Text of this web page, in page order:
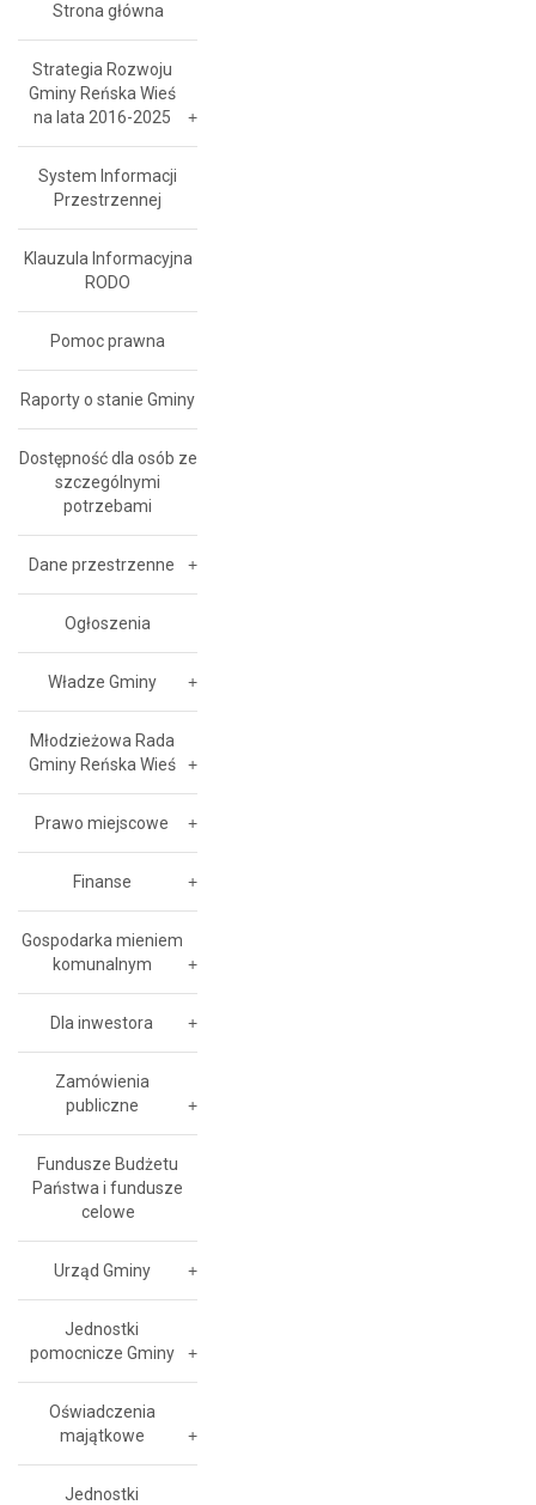
Strona główna
Strategia Rozwoju
Gminy Reńska Wieś
na lata 2016-2025
System Informacji
Przestrzennej
Klauzula Informacyjna
RODO
Pomoc prawna
Raporty o stanie Gminy
Dostępność dla osób ze
szczególnymi
potrzebami
Dane przestrzenne
Ogłoszenia
Władze Gminy
Młodzieżowa Rada
Gminy Reńska Wieś
Prawo miejscowe
Finanse
Gospodarka mieniem
komunalnym
Dla inwestora
Zamówienia
publiczne
Fundusze Budżetu
Państwa i fundusze
celowe
Urząd Gminy
Jednostki
pomocnicze Gminy
Oświadczenia
majątkowe
Jednostki